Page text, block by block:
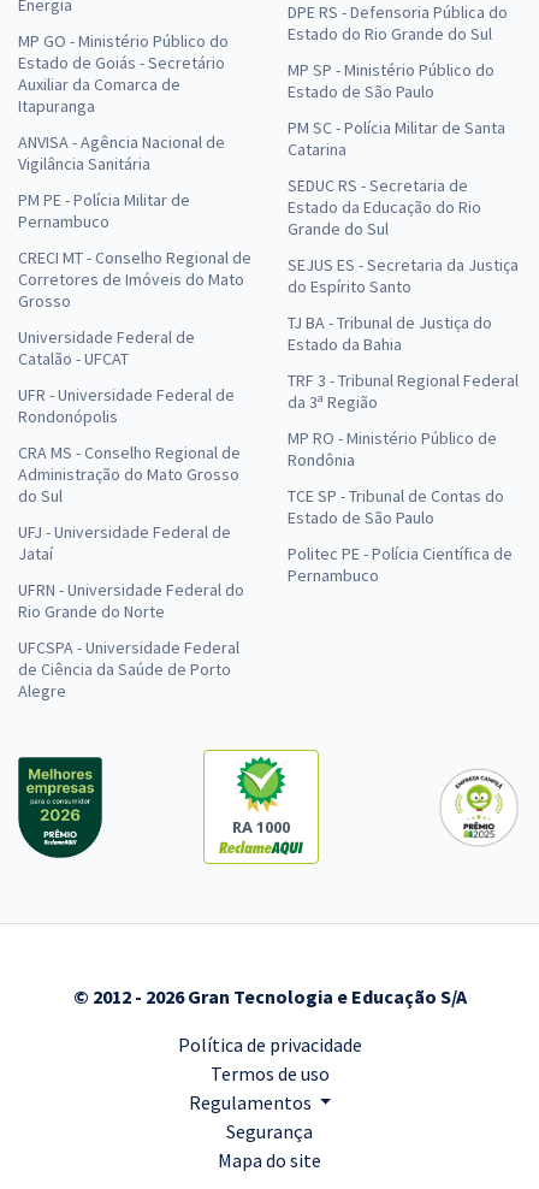
Energia
MP GO - Ministério Público do
Estado de Goiás - Secretário
Auxiliar da Comarca de
Itapuranga
ANVISA - Agência Nacional de
Vigilância Sanitária
PM PE - Polícia Militar de
Pernambuco
CRECI MT - Conselho Regional de
Corretores de Imóveis do Mato
Grosso
Universidade Federal de
Catalão - UFCAT
UFR - Universidade Federal de
Rondonópolis
CRA MS - Conselho Regional de
Administração do Mato Grosso
do Sul
UFJ - Universidade Federal de
Jataí
UFRN - Universidade Federal do
Rio Grande do Norte
UFCSPA - Universidade Federal
de Ciência da Saúde de Porto
Alegre
DPE RS - Defensoria Pública do
Estado do Rio Grande do Sul
MP SP - Ministério Público do
Estado de São Paulo
PM SC - Polícia Militar de Santa
Catarina
SEDUC RS - Secretaria de
Estado da Educação do Rio
Grande do Sul
SEJUS ES - Secretaria da Justiça
do Espírito Santo
TJ BA - Tribunal de Justiça do
Estado da Bahia
TRF 3 - Tribunal Regional Federal
da 3ª Região
MP RO - Ministério Público de
Rondônia
TCE SP - Tribunal de Contas do
Estado de São Paulo
Politec PE - Polícia Científica de
Pernambuco
RA 1000
© 2012 - 2026 Gran Tecnologia e Educação S/A
Política de privacidade
Termos de uso
Regulamentos
Segurança
Mapa do site